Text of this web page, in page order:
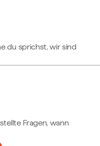
du sprichst, wir sind
Fragen, wann